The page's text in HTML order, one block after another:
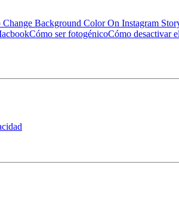
Background Color On Instagram
Cómo ser fotogénicoCómo desactivar